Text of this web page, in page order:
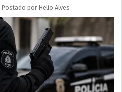
Postado por Hélio Alves